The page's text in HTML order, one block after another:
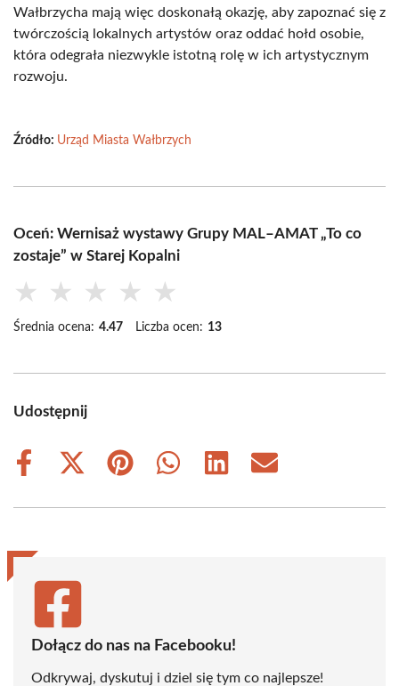
Wałbrzycha mają więc doskonałą okazję, aby zapoznać się z
twórczością lokalnych artystów oraz oddać hołd osobie,
która odegrała niezwykle istotną rolę w ich artystycznym
rozwoju.
Źródło: Urząd Miasta Wałbrzych
Oceń: Wernisaż wystawy Grupy MAL–AMAT „To co
zostaje” w Starej Kopalni
★ ★ ★ ★ ★
Średnia ocena: 4.47 Liczba ocen: 13
Udostępnij
Share
Share
(Twitter)
Share
Share
Share
Share
Dołącz do nas na Facebooku!
Odkrywaj, dyskutuj i dziel się tym co najlepsze!